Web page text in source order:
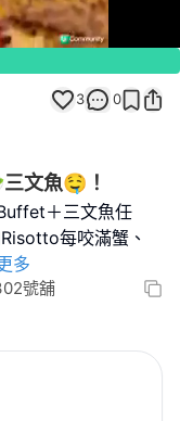
3 0
文魚🤤！
＋三文魚任
每咬滿蟹、
多
號舖